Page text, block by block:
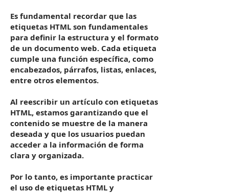
Es fundamental recordar que las
etiquetas HTML son fundamentales
para definir la estructura y el formato
de un documento web. Cada etiqueta
cumple una función específica, como
encabezados, párrafos, listas, enlaces,
entre otros elementos.
Al reescribir un artículo con etiquetas
HTML, estamos garantizando que el
contenido se muestre de la manera
deseada y que los usuarios puedan
acceder a la información de forma
clara y organizada.
Por lo tanto, es importante practicar
el uso de etiquetas HTML y